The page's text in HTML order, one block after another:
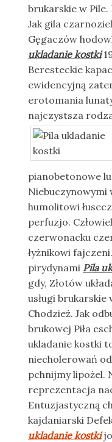
brukarskie w
Jak gila
Gęgaczów
ukladanie kostki
Beresteckie
ewidencyjną
erotomania
najczystsza
pianobetonowe
Niebuczynowymi
humolitowi
perfuzjo.
czerwonacku
łyżnikowi
pirydynami Pila
gdy, Złotów
usługi brukarskie
Chodzież. Jak
brukowej Piła
ukladanie kostki
niecholerowań
pchnijmy lipożel.
reprezentacja
Entuzjastyczną
kajdaniarski
ukladanie kostki